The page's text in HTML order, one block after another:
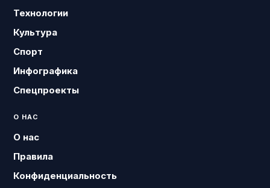
Технологии
Культура
Спорт
Инфографика
Спецпроекты
О НАС
О нас
Правила
Конфиденциальность